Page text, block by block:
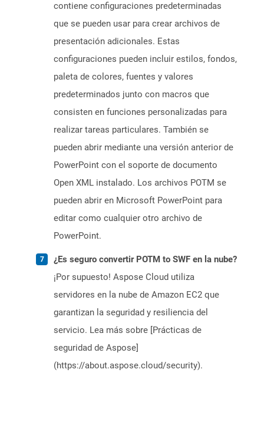
contiene configuraciones predeterminadas
que se pueden usar para crear archivos de
presentación adicionales. Estas
configuraciones pueden incluir estilos, fondos,
paleta de colores, fuentes y valores
predeterminados junto con macros que
consisten en funciones personalizadas para
realizar tareas particulares. También se
pueden abrir mediante una versión anterior de
PowerPoint con el soporte de documento
Open XML instalado. Los archivos POTM se
pueden abrir en Microsoft PowerPoint para
editar como cualquier otro archivo de
PowerPoint.
¿Es seguro convertir POTM to SWF en la nube?
¡Por supuesto! Aspose Cloud utiliza
servidores en la nube de Amazon EC2 que
garantizan la seguridad y resiliencia del
servicio. Lea más sobre [Prácticas de
seguridad de Aspose]
(https://about.aspose.cloud/security).